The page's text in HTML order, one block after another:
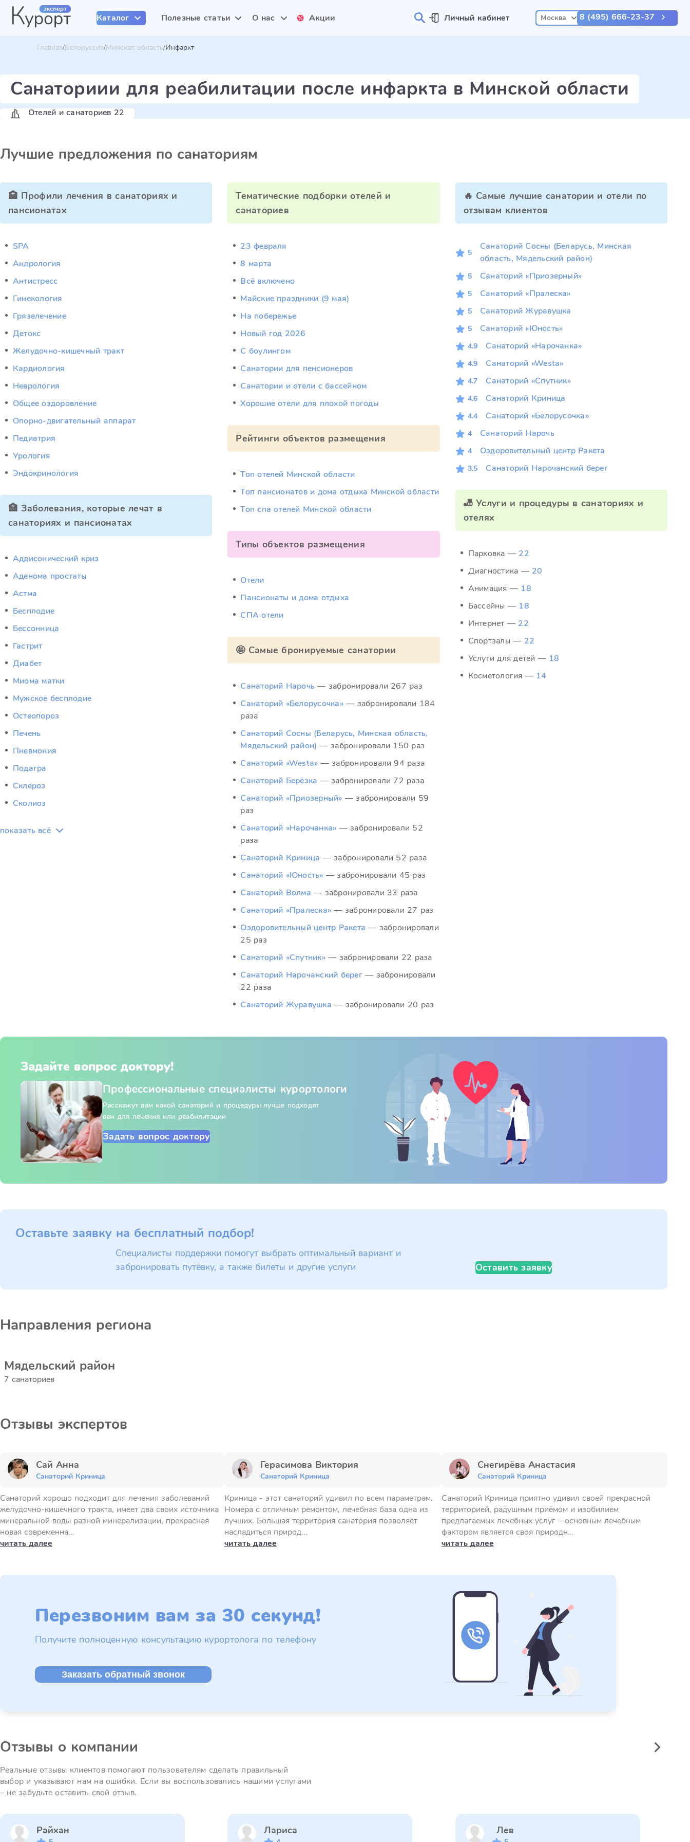
Каталог Полезные статьи О нас Акции Личный кабинет Москва 8 (495) 666-23-37
Главная Белоруссия Минская область Инфаркт
Санаториии для реабилитации после инфаркта в Минской области
Отелей и санаториев 22
Лучшие предложения по санаториям
🏥 Профили лечения в санаториях и
пансионатах
SPA
Андрология
Антистресс
Гинекология
Грязелечение
Детокс
Желудочно-кишечный тракт
Кардиология
Неврология
Общее оздоровление
Опорно-двигательный аппарат
Педиатрия
Урология
Эндокринология
🏥 Заболевания, которые лечат в
санаториях и пансионатах
Аддисонический криз
Аденома простаты
Астма
Бесплодие
Бессонница
Гастрит
Диабет
Миома матки
Мужское бесплодие
Остеопороз
Печень
Пневмония
Подагра
Склероз
Сколиоз
показать всё
Тематические подборки отелей и
санаториев
23 февраля
8 марта
Всё включено
Майские праздники (9 мая)
На побережье
Новый год 2026
С боулингом
Санатории для пенсионеров
Санатории и отели с бассейном
Хорошие отели для плохой погоды
Рейтинги объектов размещения
Топ отелей Минской области
Топ пансионатов и дома отдыха Минской области
Топ спа отелей Минской области
Типы объектов размещения
Отели
Пансионаты и дома отдыха
СПА отели
🤩 Самые бронируемые санатории
Санаторий Нарочь — забронировали 267 раз
Санаторий «Белорусочка» — забронировали 184
раза
Санаторий Сосны (Беларусь, Минская область,
Мядельский район) — забронировали 150 раз
Санаторий «Westa» — забронировали 94 раза
Санаторий Берёзка — забронировали 72 раза
Санаторий «Приозерный» — забронировали 59
раз
Санаторий «Нарочанка» — забронировали 52
раза
Санаторий Криница — забронировали 52 раза
Санаторий «Юность» — забронировали 45 раз
Санаторий Волма — забронировали 33 раза
Санаторий «Пралеска» — забронировали 27 раз
Оздоровительный центр Ракета — забронировали
25 раз
Санаторий «Спутник» — забронировали 22 раза
Санаторий Нарочанский берег — забронировали
22 раза
Санаторий Журавушка — забронировали 20 раз
🔥 Самые лучшие санатории и отели по
отзывам клиентов
5
Санаторий Сосны (Беларусь, Минская
область, Мядельский район)
5 Санаторий «Приозерный»
5 Санаторий «Пралеска»
5 Санаторий Журавушка
5 Санаторий «Юность»
4.9 Санаторий «Нарочанка»
4.9 Санаторий «Westa»
4.7 Санаторий «Спутник»
4.6 Санаторий Криница
4.4 Санаторий «Белорусочка»
4 Санаторий Нарочь
4 Оздоровительный центр Ракета
3.5 Санаторий Нарочанский берег
🎳 Услуги и процедуры в санаториях и
отелях
Парковка — 22
Диагностика — 20
Анимация — 18
Бассейны — 18
Интернет — 22
Спортзалы — 22
Услуги для детей — 18
Косметология — 14
Задайте вопрос доктору!
Профессиональные специалисты курортологи
Расскажут вам какой санаторий и процедуры лучше подходят
вам для лечения или реабилитации
Задать вопрос доктору
Оставьте заявку на бесплатный подбор!
Специалисты поддержки помогут выбрать оптимальный вариант и
забронировать путёвку, а также билеты и другие услуги
Оставить заявку
Направления региона
Мядельский район
7 санаториев
Отзывы экспертов
Сай Анна
Санаторий Криница
Санаторий хорошо подходит для лечения заболеваний
желудочно-кишечного тракта, имеет два своих источника
минеральной воды разной минерализации, прекрасная
новая современна...
читать далее
Герасимова Виктория
Санаторий Криница
Криница - этот санаторий удивил по всем параметрам.
Номера с отличным ремонтом, лечебная база одна из
лучших. Большая территория санатория позволяет
насладиться природ...
читать далее
Снегирёва Анастасия
Санаторий Криница
Санаторий Криница приятно удивил своей прекрасной
территорией, радушным приёмом и изобилием
предлагаемых лечебных услуг – основным лечебным
фактором является своя природн...
читать далее
Перезвоним вам за 30 секунд!
Получите полноценную консультацию курортолога по телефону
Заказать обратный звонок
Отзывы о компании
Реальные отзывы клиентов помогают пользователям сделать правильный
выбор и указывают нам на ошибки. Если вы воспользовались нашими услугами
– не забудьте оставить свой отзыв.
Райхан Лариса Лев